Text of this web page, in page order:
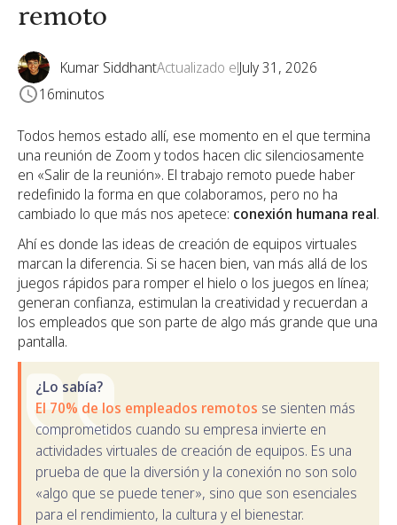
remoto
Kumar SiddhantActualizado elJuly 31, 2026
16minutos
Todos hemos estado allí, ese momento en el que termina
una reunión de Zoom y todos hacen clic silenciosamente
en «Salir de la reunión». El trabajo remoto puede haber
redefinido la forma en que colaboramos, pero no ha
cambiado lo que más nos apetece: conexión humana real.
Ahí es donde las ideas de creación de equipos virtuales
marcan la diferencia. Si se hacen bien, van más allá de los
juegos rápidos para romper el hielo o los juegos en línea;
generan confianza, estimulan la creatividad y recuerdan a
los empleados que son parte de algo más grande que una
pantalla.
¿Lo sabía?
El 70% de los empleados remotos se sienten más
comprometidos cuando su empresa invierte en
actividades virtuales de creación de equipos. Es una
prueba de que la diversión y la conexión no son solo
«algo que se puede tener», sino que son esenciales
para el rendimiento, la cultura y el bienestar.